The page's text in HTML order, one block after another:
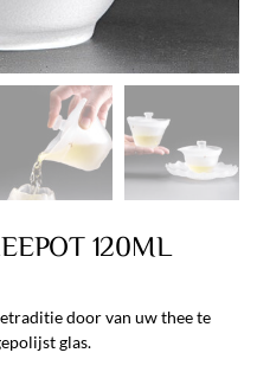
120ML
door van uw thee te
glas.